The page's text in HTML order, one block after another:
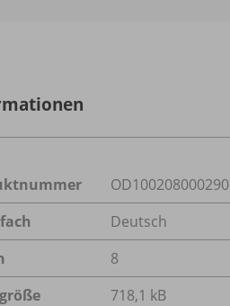
OD100208000290
Deutsch
8
718,1 kB